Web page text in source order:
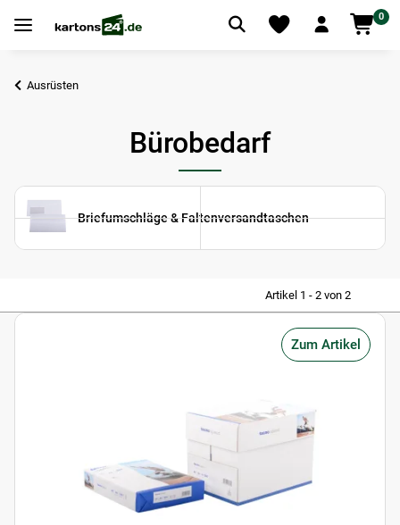
0
Ausrüsten
Bürobedarf
Briefumschläge & Faltenversandtaschen
Artikel 1 - 2 von 2
Zum Artikel